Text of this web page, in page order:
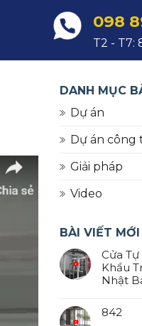
098
T2 - T7:
DANH MỤC
Dự án
Dự án công
Giải pháp
Video
BÀI VIẾT
Cửa
Khẩu
Nhật
842